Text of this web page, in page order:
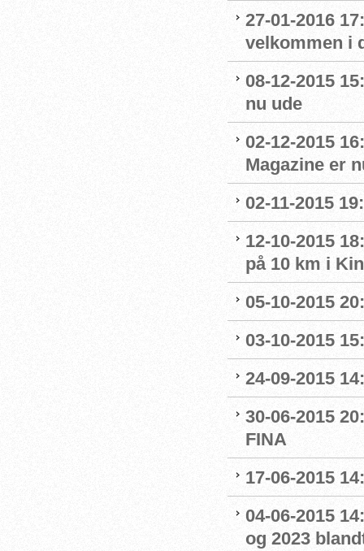
27-01-2016
velkommen i
08-12-2015
nu ude
02-12-2015
Magazine er
02-11-2015
12-10-2015
på 10 km i
05-10-2015
03-10-2015
24-09-2015
30-06-2015
FINA
17-06-2015
04-06-2015
og 2023